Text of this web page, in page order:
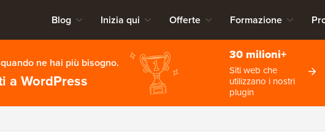
Blog Inizia qui Offerte Formazione
ne hai più bisogno.
a WordPress
30 milioni+
Siti web che
utilizzano i nostri
plugin